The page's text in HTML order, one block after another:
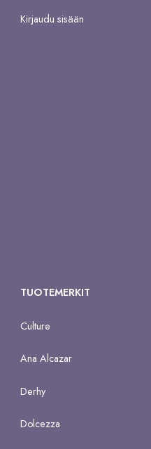
Kirjaudu sisään
TUOTEMERKIT
Culture
Ana Alcazar
Derhy
Dolcezza